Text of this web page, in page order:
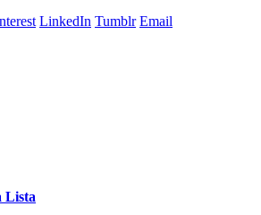
LinkedIn Tumblr Email
Lista